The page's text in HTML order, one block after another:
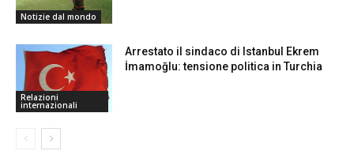
Notizie dal mondo
Relazioni
internazionali
Arrestato il sindaco di Istanbul Ekrem
İmamoğlu: tensione politica in Turchia